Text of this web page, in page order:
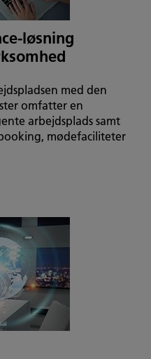
løsning
med den
omfatter en
arbejdsplads samt
mødefaciliteter